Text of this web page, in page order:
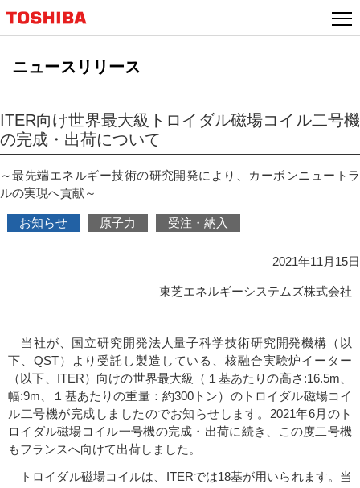
ジ
プ
ニュースリリース
ITER向け世界最大級トロイダル磁場コイル二号機
の完成・出荷について
～最先端エネルギー技術の研究開発により、カーボンニュートラ
ルの実現へ貢献～
お知らせ 原子力 受注・納入
2021年11月15日
東芝エネルギーシステムズ株式会社
当社が、国立研究開発法人量子科学技術研究開発機構（以
下、QST）より受託し製造している、核融合実験炉イーター
（以下、ITER）向けの世界最大級（１基あたりの高さ:16.5m、
幅:9m、１基あたりの重量：約300トン）のトロイダル磁場コイ
ル二号機が完成しましたのでお知らせします。2021年6月のト
ロイダル磁場コイル一号機の完成・出荷に続き、この度二号機
もフランスへ向けて出荷しました。
トロイダル磁場コイルは、ITERでは18基が用いられます。当